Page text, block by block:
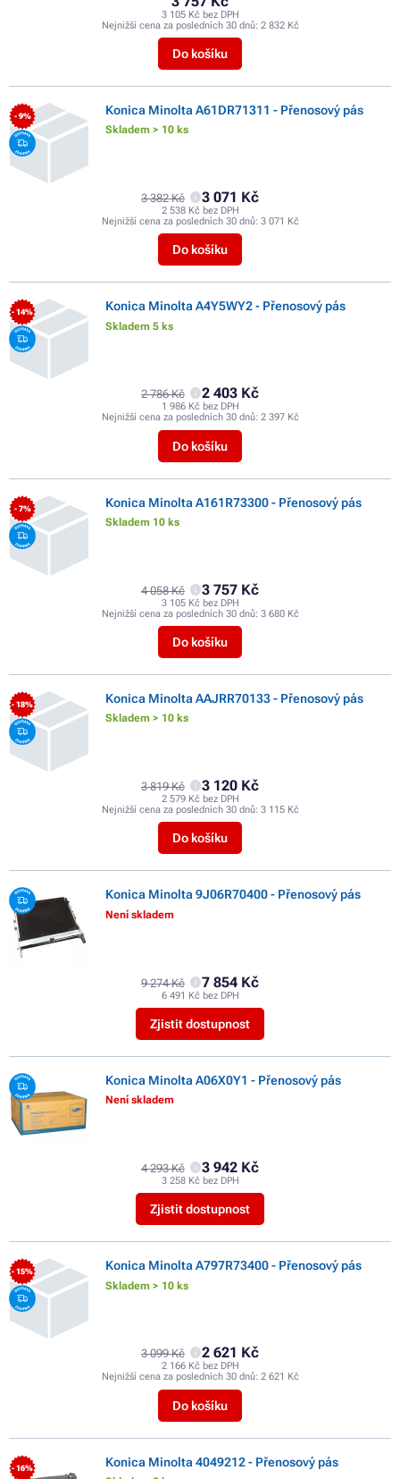
3 105 Kč bez DPH
Nejnižší cena za posledních 30 dnů: 2 832 Kč
Do košíku
- 9% Konica Minolta A61DR71311 - Přenosový pás
Skladem > 10 ks
3 382 Kč 3 071 Kč
2 538 Kč bez DPH
Nejnižší cena za posledních 30 dnů: 3 071 Kč
Do košíku
- 14% Konica Minolta A4Y5WY2 - Přenosový pás
Skladem 5 ks
2 786 Kč 2 403 Kč
1 986 Kč bez DPH
Nejnižší cena za posledních 30 dnů: 2 397 Kč
Do košíku
- 7% Konica Minolta A161R73300 - Přenosový pás
Skladem 10 ks
4 058 Kč 3 757 Kč
3 105 Kč bez DPH
Nejnižší cena za posledních 30 dnů: 3 680 Kč
Do košíku
- 18% Konica Minolta AAJRR70133 - Přenosový pás
Skladem > 10 ks
3 819 Kč 3 120 Kč
2 579 Kč bez DPH
Nejnižší cena za posledních 30 dnů: 3 115 Kč
Do košíku
Konica Minolta 9J06R70400 - Přenosový pás
Není skladem
9 274 Kč 7 854 Kč
6 491 Kč bez DPH
Zjistit dostupnost
Konica Minolta A06X0Y1 - Přenosový pás
Není skladem
4 293 Kč 3 942 Kč
3 258 Kč bez DPH
Zjistit dostupnost
- 15% Konica Minolta A797R73400 - Přenosový pás
Skladem > 10 ks
3 099 Kč 2 621 Kč
2 166 Kč bez DPH
Nejnižší cena za posledních 30 dnů: 2 621 Kč
Do košíku
- 16% Konica Minolta 4049212 - Přenosový pás